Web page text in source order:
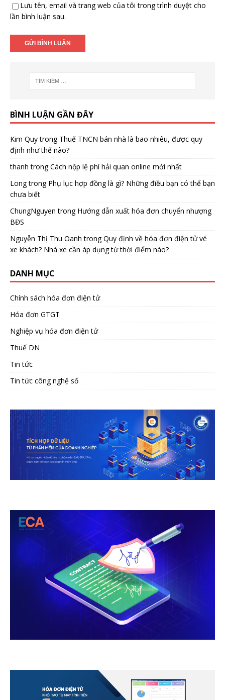
Lưu tên, email và trang web của tôi trong trình duyệt cho
lần bình luận sau.
BÌNH LUẬN GẦN ĐÂY
Kim Quytrong Thuế TNCN bán nhà là bao nhiêu, được quy
định như thế nào?
thanh trongCách nộp lệ phí hải quan online mới nhất
Longtrong Phụ lục hợp đồng là gì? Những điều bạn có thể bạn
chưa biết
ChungNguyen trong Hướng dẫn xuất hóa đơn chuyển nhượng
BĐS
Nguyễn Thị Thu Oanh trongQuy định về hóa đơn điện tử vé
xe khách? Nhà xe cần áp dụng từ thời điểm nào?
DANH MỤC
Chính sách hóa đơn điện tử
Hóa đơn GTGT
Nghiệp vụ hóa đơn điện tử
Thuế DN
Tin tức
Tin tức công nghệ số